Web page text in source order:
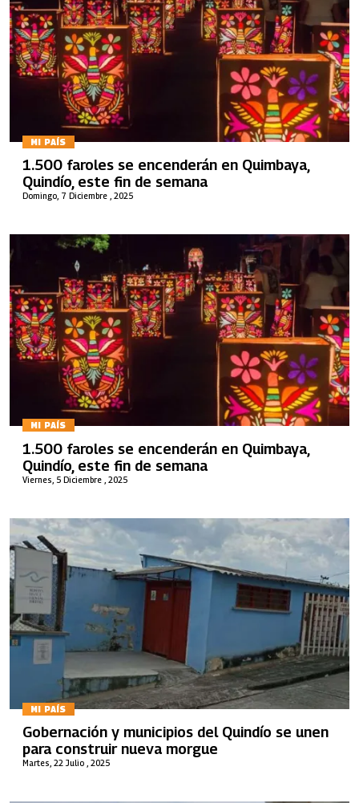
MI PAÍS
Domingo, 7 Diciembre , 2025
1.500 faroles se encenderán en Quimbaya,
Quindío, este fin de semana
MI PAÍS
Viernes, 5 Diciembre , 2025
1.500 faroles se encenderán en Quimbaya,
Quindío, este fin de semana
MI PAÍS
Martes, 22 Julio , 2025
Gobernación y municipios del Quindío se unen
para construir nueva morgue